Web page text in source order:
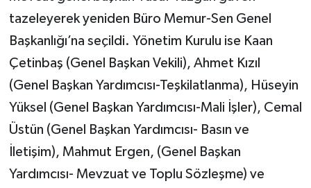
tazeleyerek yeniden Büro Memur-Sen Genel
Başkanlığı’na seçildi. Yönetim Kurulu ise Kaan
Çetinbaş (Genel Başkan Vekili), Ahmet Kızıl
(Genel Başkan Yardımcısı-Teşkilatlanma), Hüseyin
Yüksel (Genel Başkan Yardımcısı-Mali İşler), Cemal
Üstün (Genel Başkan Yardımcısı- Basın ve
İletişim), Mahmut Ergen, (Genel Başkan
Yardımcısı- Mevzuat ve Toplu Sözleşme) ve